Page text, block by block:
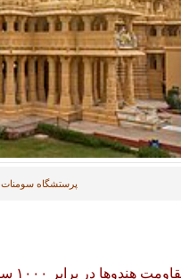
پرستشگاه سومنات
در برابر ۱۰۰۰ سال حمله